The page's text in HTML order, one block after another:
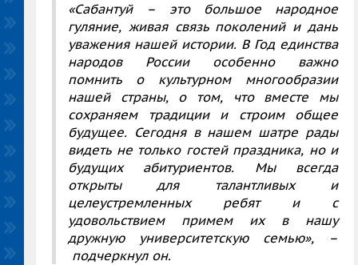
«Сабантуй – это большое народное
гуляние, живая связь поколений и дань
уважения нашей истории. В Год единства
народов России особенно важно
помнить о культурном многообразии
нашей страны, о том, что вместе мы
сохраняем традиции и строим общее
будущее. Сегодня в нашем шатре рады
видеть не только гостей праздника, но и
будущих абитуриентов. Мы всегда
открыты для талантливых и
целеустремленных ребят и с
удовольствием примем их в нашу
дружную университетскую семью», –
подчеркнул он.